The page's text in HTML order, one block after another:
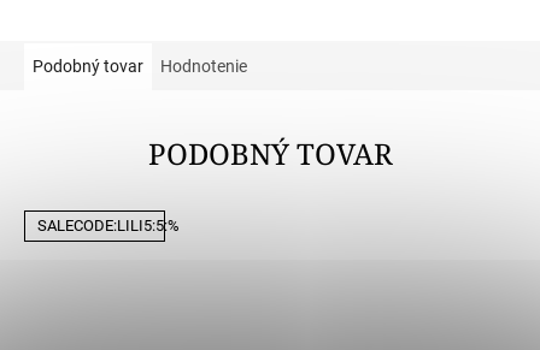
Podobný tovar Hodnotenie
PODOBNÝ TOVAR
SALECODE:LILI5:5:%